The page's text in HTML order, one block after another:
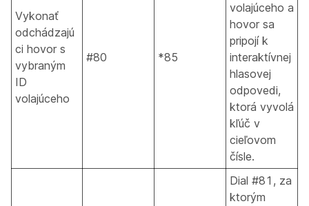
Vykonať
odchádzajú
ci hovor s
vybraným
ID
volajúceho
#80 *85
volajúceho a
hovor sa
pripojí k
interaktívnej
hlasovej
odpovedi,
ktorá vyvolá
kľúč v
cieľovom
čísle.
Dial #81, za
ktorým